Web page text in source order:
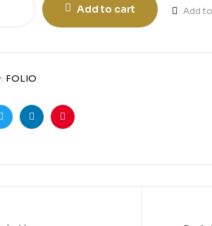
Add to cart Add
FOLIO
TwitterLinkedinPinterest